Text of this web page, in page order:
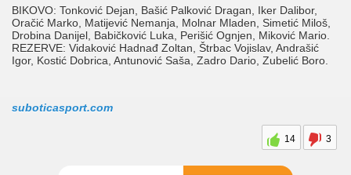
BIKOVO: Tonković Dejan, Bašić Palković Dragan, Iker Dalibor,
Oračić Marko, Matijević Nemanja, Molnar Mladen, Simetić Miloš,
Drobina Danijel, Babičković Luka, Perišić Ognjen, Miković Mario.
REZERVE: Vidaković Hadnađ Zoltan, Štrbac Vojislav, Andrašić
Igor, Kostić Dobrica, Antunović Saša, Zadro Dario, Zubelić Boro.
suboticasport.com
14 3